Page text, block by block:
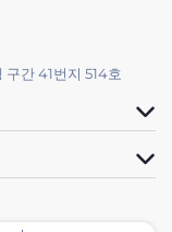
구간 41번지 514호